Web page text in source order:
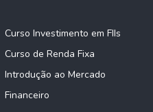
na B3 com um valor
patrimônio de R$ -.
Curso Investimento em FIIs
Curso de Renda Fixa
Introdução ao Mercado
Financeiro